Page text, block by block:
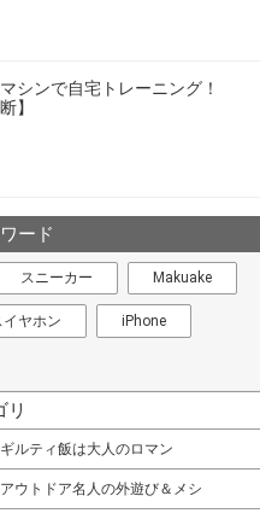
シンで自宅トレーニング！
】
ード
スニーカー Makuake
ヤホン iPhone
リ
ギルティ飯は大人のロマン
アウトドア名人の外遊び＆メシ